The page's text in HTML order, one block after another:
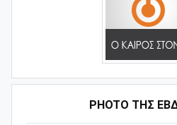
PHOTO ΤΗΣ